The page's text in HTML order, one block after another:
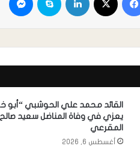
القائد محمد علي الحوشبي “أبو
يعزي في وفاة المناضل سعيد صالح
المقرعي
أغسطس 6, 2026